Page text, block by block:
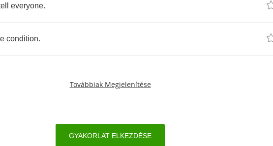
everyone.
condition.
Továbbiak Megjelenítése
GYAKORLAT ELKEZDÉSE